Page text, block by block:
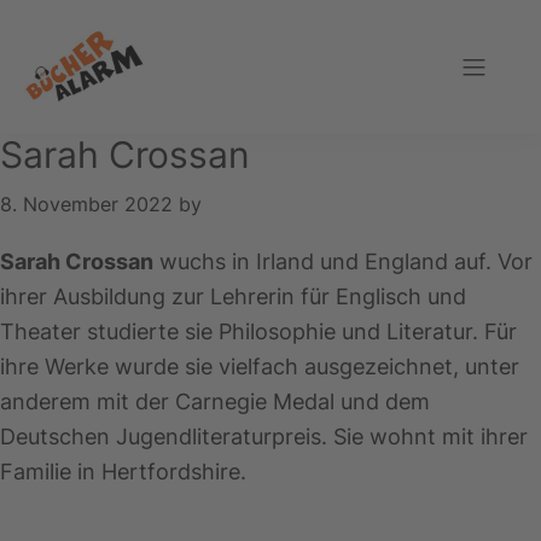
Hauptnavigation
springen
springen
Fußzeile
springen
Sarah Crossan
8. November 2022 by
Sarah Crossan wuchs in Irland und England auf. Vor
ihrer Ausbildung zur Lehrerin für Englisch und
Theater studierte sie Philosophie und Literatur. Für
ihre Werke wurde sie vielfach ausgezeichnet, unter
anderem mit der Carnegie Medal und dem
Deutschen Jugendliteraturpreis. Sie wohnt mit ihrer
Familie in Hertfordshire.